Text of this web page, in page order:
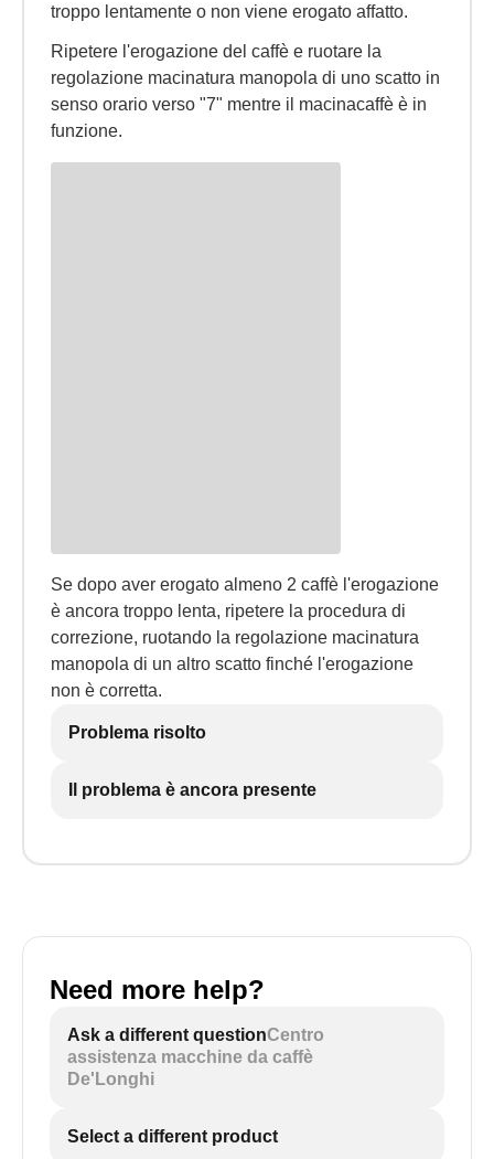
troppo lentamente o non viene erogato affatto.
Ripetere l'erogazione del caffè e ruotare la
regolazione macinatura manopola di uno scatto in
senso orario verso "7" mentre il macinacaffè è in
funzione.
Se dopo aver erogato almeno 2 caffè l'erogazione
è ancora troppo lenta, ripetere la procedura di
correzione, ruotando la regolazione macinatura
manopola di un altro scatto finché l'erogazione
non è corretta.
Problema risolto
Il problema è ancora presente
Need more help?
Ask a different questionCentro
assistenza macchine da caffè
De'Longhi
Select a different product